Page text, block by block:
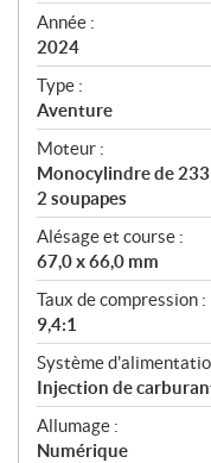
f
i
c
a
t
i
o
n
s
Année :
2024
Type :
Aventure
Moteur :
Monocylindre de 233
2 soupapes
Alésage et course :
67,0 x 66,0 mm
Taux de compression :
9,4:1
Système
Injection de
Allumage :
Numérique